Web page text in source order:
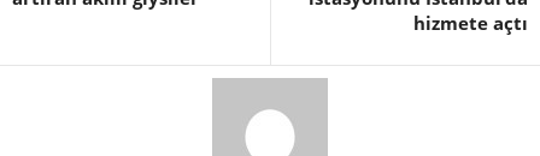
hizmete açtı